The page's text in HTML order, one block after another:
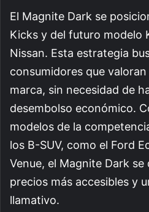
El Magnite Dark se
Kicks y del futuro modelo
Nissan. Esta estrategia
consumidores que
marca, sin necesidad de
desembolso económico.
modelos de la
los B-SUV, como el Ford
Venue, el Magnite Dark
precios más accesibles y
llamativo.